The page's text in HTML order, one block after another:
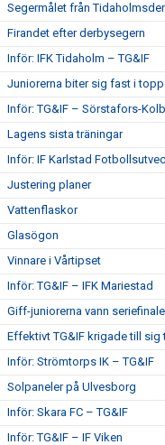
Segermålet från
Firandet efter derbysegern
Inför: IFK Tidaholm – TG&IF
Juniorerna biter sig fast i
Inför: TG&IF – Sörstafors-
Lagens sista träningar
Inför: IF Karlstad
Justering planer
Vattenflaskor
Glasögon
Vinnare i Vårtipset
Inför: TG&IF – IFK Mariestad
Giff-juniorerna vann
Effektivt TG&IF krigade till sig
Inför: Strömtorps IK – TG&IF
Solpaneler på Ulvesborg
Inför: Skara FC – TG&IF
Inför: TG&IF – IF Viken